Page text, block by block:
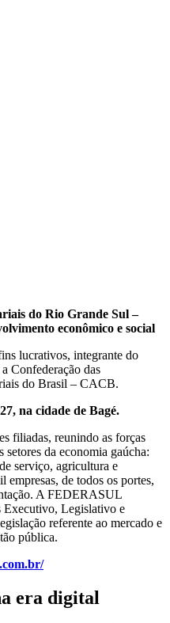
do Rio Grande Sul –
econômico e social
lucrativos, integrante do
Confederação das
do Brasil – CACB.
na cidade de Bagé.
filiadas, reunindo as forças
da economia gaúcha:
serviço, agricultura e
de todos os portes,
A FEDERASUL
Executivo, Legislativo e
referente ao mercado e
pública.
era digital